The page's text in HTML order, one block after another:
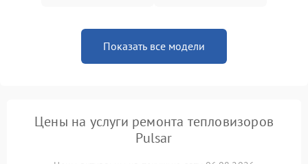
Показать все модели
Цены на услуги ремонта тепловизоров
Pulsar